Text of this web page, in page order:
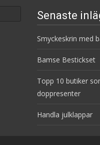
Senaste
Smyckeskrin med
Bamse Bestickset
Topp 10 butiker
doppresenter
Handla julklappar